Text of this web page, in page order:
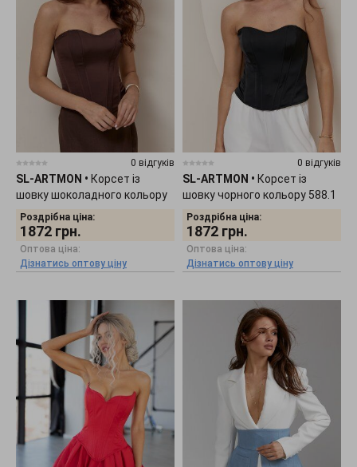
0 відгуків
SL-ARTMON • Корсет із
шовку шоколадного кольору
588.2
Роздрібна ціна:
1872 грн.
Оптова ціна:
Дізнатись оптову ціну
0 відгуків
SL-ARTMON • Корсет із
шовку чорного кольору 588.1
Роздрібна ціна:
1872 грн.
Оптова ціна:
Дізнатись оптову ціну